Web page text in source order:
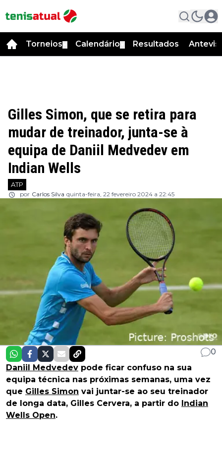
Torneios Calendário Resultados
Gilles Simon, que se retira para
mudar de treinador, junta-se à
equipa de Daniil Medvedev em
Indian Wells
ATP
por Carlos Silva quinta-feira, 22 fevereiro 2024 a 22:45
0
Daniil Medvedev pode ficar confuso na sua
equipa técnica nas próximas semanas, uma vez
que Gilles Simon vai juntar-se ao seu treinador
de longa data, Gilles Cervera, a partir do Indian
Wells Open.